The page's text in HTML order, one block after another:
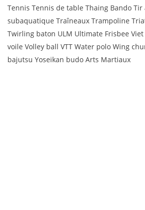
Tennis Tennis de table Thaing Bando
subaquatique Traîneaux Trampoline
Twirling baton ULM Ultimate Frisbee Viet
voile Volley ball VTT Water polo Wing
bajutsu Yoseikan budo Arts Martiaux